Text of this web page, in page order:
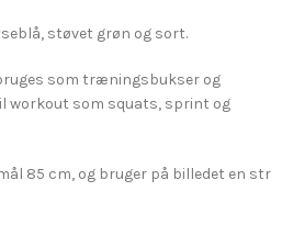
støvet grøn og sort.
som træningsbukser og
workout som squats, sprint og
85 cm, og bruger på billedet en str